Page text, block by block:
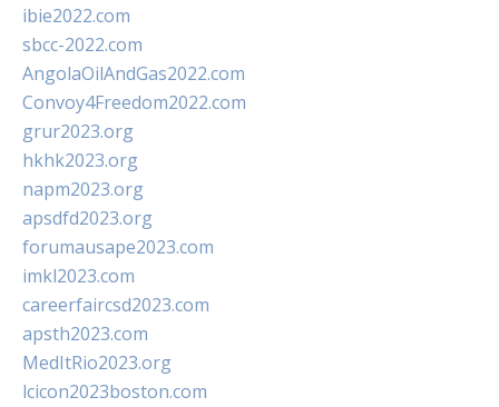
ibie2022.com
sbcc-2022.com
AngolaOilAndGas2022.com
Convoy4Freedom2022.com
grur2023.org
hkhk2023.org
napm2023.org
apsdfd2023.org
forumausape2023.com
imkl2023.com
careerfaircsd2023.com
apsth2023.com
MedItRio2023.org
lcicon2023boston.com